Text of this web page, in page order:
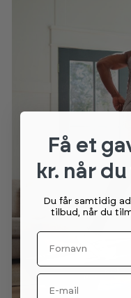
Få et
kr. når
Du får samtidig
tilbud, når du
Fornavn
Email